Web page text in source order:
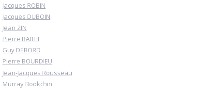
Jacques ROBIN
Jacques DUBOIN
Jean ZIN
Pierre RABHI
Guy DEBORD
Pierre BOURDIEU
Jean-Jacques Rousseau
Murray Bookchin